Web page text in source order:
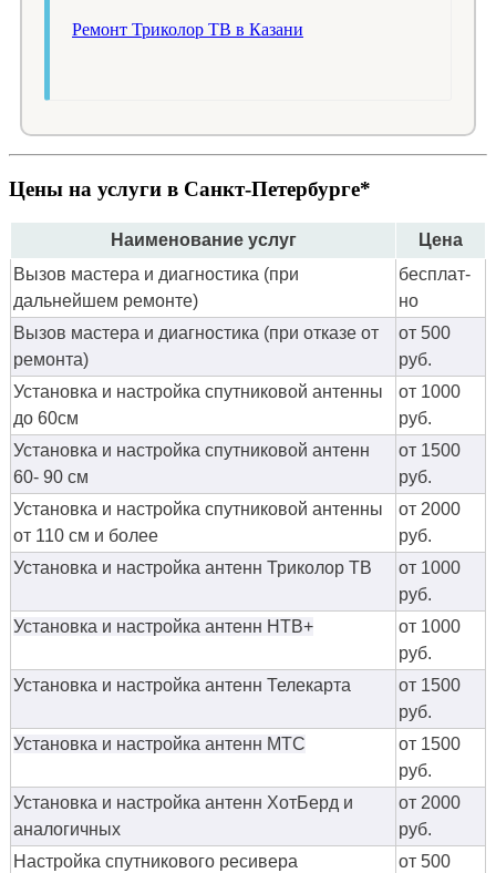
Ремонт Триколор ТВ в Казани
Цены на услуги в Санкт-Петербурге*
Наименование услуг
Цена
Вызов мастера и диагностика (при
дальнейшем ремонте)
бес­плат­
но
Вызов мастера и диагностика (при отказе от
ремонта)
от 500
руб.
Установка и настройка спутниковой антенны
до 60см
от 1000
руб.
Установка и настройка спутниковой антенн
60- 90 см
от 1500
руб.
Установка и настройка спутниковой антенны
от 110 см и более
от 2000
руб.
Установка и настройка антенн Триколор ТВ
от 1000
руб.
Установка и настройка антенн НТВ+
от 1000
руб.
Установка и настройка антенн Телекарта
от 1500
руб.
Установка и настройка антенн МТС
от 1500
руб.
Установка и настройка антенн ХотБерд и
аналогичных
от 2000
руб.
Настройка спутникового ресивера
от 500